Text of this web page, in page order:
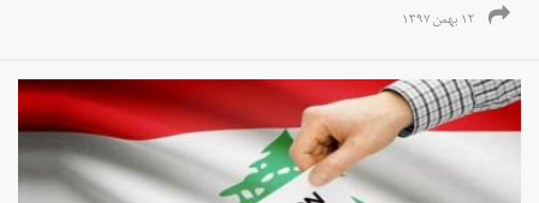
۱۲ بهمن ۱۳۹۷